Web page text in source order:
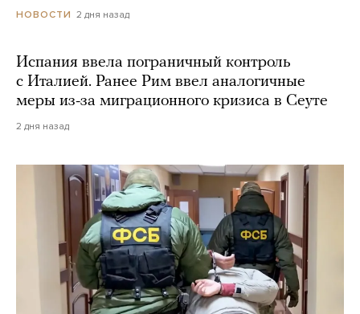
НОВОСТИ 2 дня назад
Испания ввела пограничный контроль
с Италией. Ранее Рим ввел аналогичные
меры из-за миграционного кризиса в Сеуте
2 дня назад